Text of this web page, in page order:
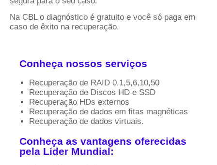
Na CBL o diagnóstico é gratuito e você só paga em
caso de êxito na recuperação.
Conheça nossos serviços
Recuperação de RAID 0,1,5,6,10,50
Recuperação de Discos HD e SSD
Recuperação HDs externos
Recuperação de dados em fitas magnéticas
Recuperação de dados virtuais.
Conheça as vantagens oferecidas
pela Líder Mundial: